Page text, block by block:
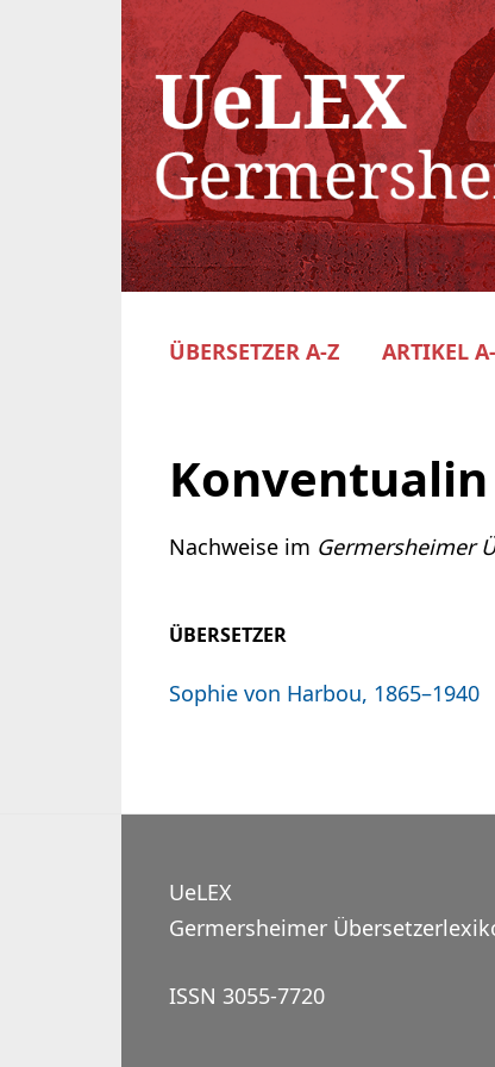
ÜBERSETZER A-Z ARTIKEL
Konventualin
Nachweise im Germersheimer
ÜBERSETZER
Sophie von Harbou, 1865–1940
UeLEX
Germersheimer
ISSN 3055-7720